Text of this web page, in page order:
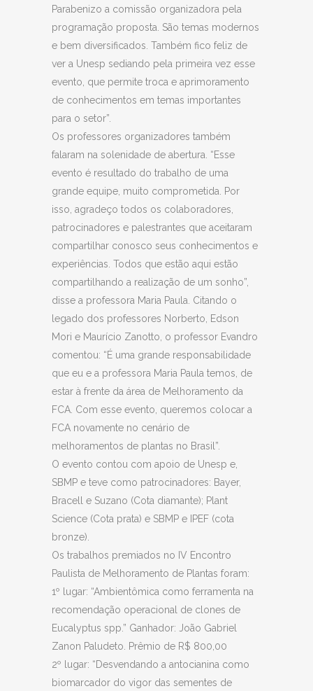
Parabenizo a comissão organizadora pela
programação proposta. São temas modernos
e bem diversificados. Também fico feliz de
ver a Unesp sediando pela primeira vez esse
evento, que permite troca e aprimoramento
de conhecimentos em temas importantes
para o setor”.
Os professores organizadores também
falaram na solenidade de abertura. “Esse
evento é resultado do trabalho de uma
grande equipe, muito comprometida. Por
isso, agradeço todos os colaboradores,
patrocinadores e palestrantes que aceitaram
compartilhar conosco seus conhecimentos e
experiências. Todos que estão aqui estão
compartilhando a realização de um sonho”,
disse a professora Maria Paula. Citando o
legado dos professores Norberto, Edson
Mori e Maurício Zanotto, o professor Evandro
comentou: “É uma grande responsabilidade
que eu e a professora Maria Paula temos, de
estar à frente da área de Melhoramento da
FCA. Com esse evento, queremos colocar a
FCA novamente no cenário de
melhoramentos de plantas no Brasil”.
O evento contou com apoio de Unesp e,
SBMP e teve como patrocinadores: Bayer,
Bracell e Suzano (Cota diamante); Plant
Science (Cota prata) e SBMP e IPEF (cota
bronze).
Os trabalhos premiados no IV Encontro
Paulista de Melhoramento de Plantas foram:
1º lugar: “Ambientômica como ferramenta na
recomendação operacional de clones de
Eucalyptus spp.” Ganhador: João Gabriel
Zanon Paludeto. Prêmio de R$ 800,00
2º lugar: “Desvendando a antocianina como
biomarcador do vigor das sementes de